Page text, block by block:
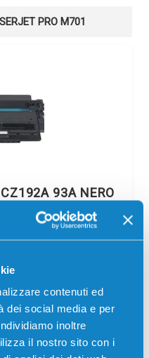
contenuti ed
dei social media e per
inoltre
il nostro sito con i
PRO M701
93A NERO
M435, Hp LASERJET
€